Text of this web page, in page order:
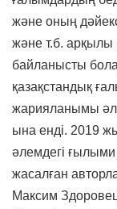
және оның
және т.б. арқылы
байланысты
қазақстандық
жарияланымы
ына енді. 2019
әлемдегі
жасалған
Максим